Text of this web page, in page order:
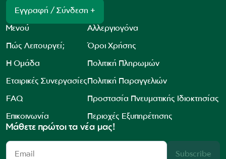
Εγγραφή / Σύνδεση +
Μενού
Πώς Λειτουργεί;
Η Ομάδα
Εταιρικές Συνεργασίες
FAQ
Επικοινωνία
Αλλεργιογόνα
Όροι Χρήσης
Πολιτική Πληρωμών
Πολιτική Παραγγελιών
Προστασία Πνευματικής Ιδιοκτησίας
Περιοχές Εξυπηρέτησης
Μάθετε πρώτοι τα νέα μας!
Subscribe